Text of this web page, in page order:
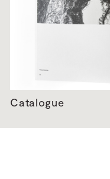
Catalogue